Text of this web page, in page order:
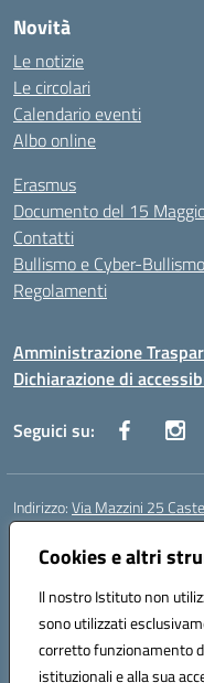
Cookies e altri
Il nostro Istituto non
sono utilizzati
corretto funzionamento
istituzionali e alla sua
Novità
Le notizie
Le circolari
Calendario eventi
Albo online
Erasmus
Documento del 15
Contatti
Bullismo e Cyber-Bullismo
Regolamenti
Amministrazione
Dichiarazione di
Seguici su:
Indirizzo:Via Mazzini 25
Centralino:
Posta elettronica certificata
Codice fiscale: 93063510619
Codice meccanografico:
Codice Indice delle
Codice unico di fatturazione